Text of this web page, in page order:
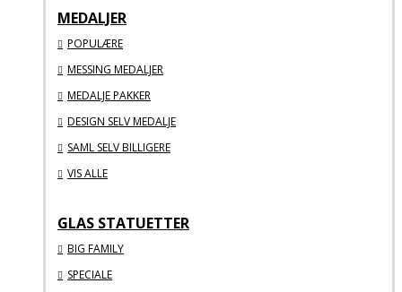
MEDALJER
POPULÆRE
MESSING MEDALJER
MEDALJE PAKKER
DESIGN SELV MEDALJE
SAML SELV BILLIGERE
VIS ALLE
GLAS STATUETTER
BIG FAMILY
SPECIALE